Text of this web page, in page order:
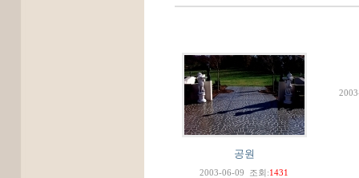
공원
2003-06-09 조회:1431